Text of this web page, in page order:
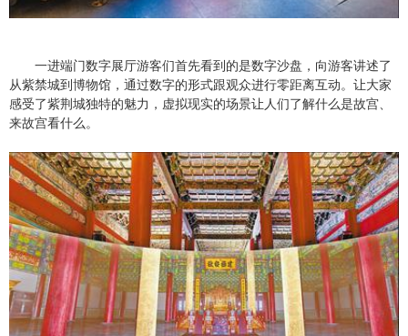
一进端门数字展厅游客们首先看到的是数字沙盘，向游客讲述了
从紫禁城到博物馆，通过数字的形式跟观众进行零距离互动。让大家
感受了紫荆城独特的魅力，虚拟现实的场景让人们了解什么是故宫、
来故宫看什么。